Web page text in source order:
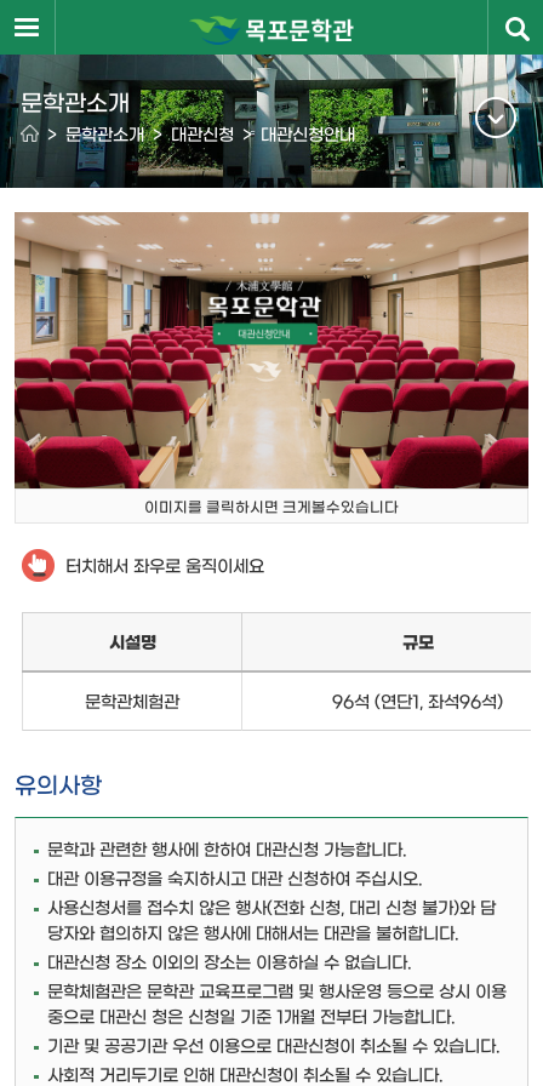
문학관소개
> 문학관소개 > 대관신청 > 대관신청안내
이미지를 클릭하시면 크게볼수있습니다
터치해서 좌우로 움직이세요
시설명 규모
문학관체험관 96석 (연단1, 좌석96석)
유의사항
문학과 관련한 행사에 한하여 대관신청 가능합니다.
대관 이용규정을 숙지하시고 대관 신청하여 주십시오.
사용신청서를 접수치 않은 행사(전화 신청, 대리 신청 불가)와 담
당자와 협의하지 않은 행사에 대해서는 대관을 불허합니다.
대관신청 장소 이외의 장소는 이용하실 수 없습니다.
문학체험관은 문학관 교육프로그램 및 행사운영 등으로 상시 이용
중으로 대관신 청은 신청일 기준 1개월 전부터 가능합니다.
기관 및 공공기관 우선 이용으로 대관신청이 취소될 수 있습니다.
사회적 거리두기로 인해 대관신청이 취소될 수 있습니다.